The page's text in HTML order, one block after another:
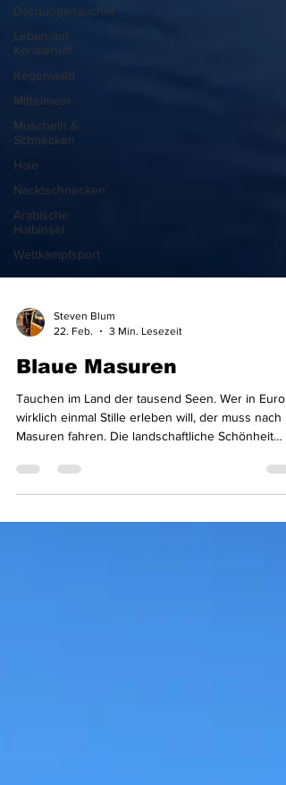
Dschungeltaucher
Leben am
Korallenriff
Regenwald
Mittelmeer
Muscheln &
Schnecken
Haie
Nacktschnecken
Arabische
Halbinsel
Wettkampfsport
22. Feb.
3 Min. Lesezeit
Blaue Masuren
Tauchen im Land der tausend Seen. Wer in
Masuren fahren. Die landschaftliche Schönheit
ursprüngliche Dörfer, in denen die Zeit stehen